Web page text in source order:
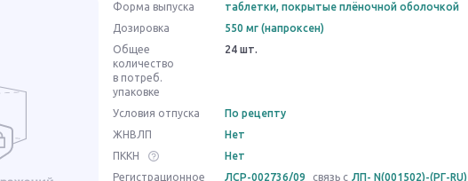
Форма выпуска
таблетки, покрытые плёночной оболочкой
Дозировка
550 мг (напроксен)
Общее
количество
в потреб.
упаковке
24 шт.
Условия отпуска
По рецепту
ЖНВЛП
Нет
ПККН
Нет
Регистрационное
ЛСР-002736/09 связь с ЛП- N(001502)-(РГ-RU)